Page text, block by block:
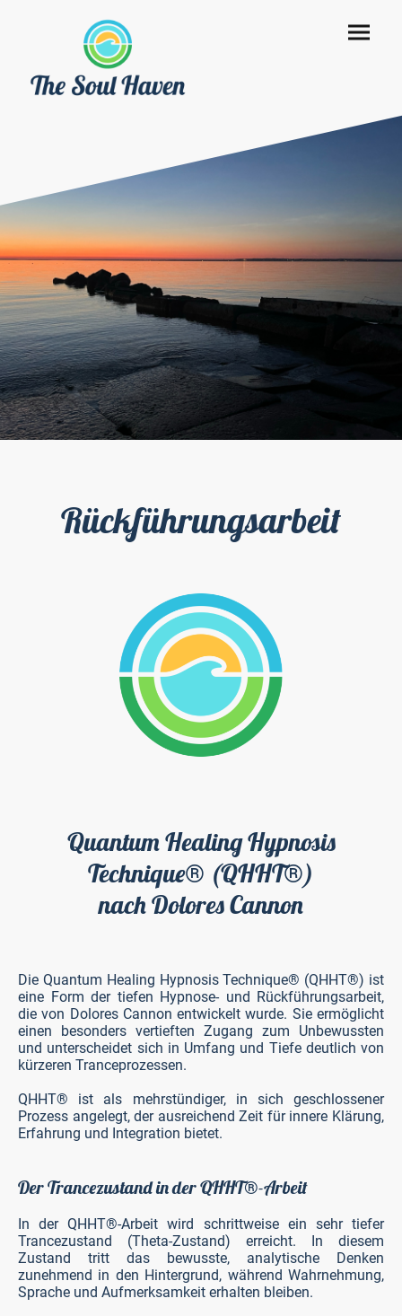
Rückführungsarbeit
Quantum Healing Hypnosis
Technique® (QHHT®)
nach Dolores Cannon
Die Quantum Healing Hypnosis Technique® (QHHT®) ist
eine Form der tiefen Hypnose- und Rückführungsarbeit,
die von Dolores Cannon entwickelt wurde. Sie ermöglicht
einen besonders vertieften Zugang zum Unbewussten
und unterscheidet sich in Umfang und Tiefe deutlich von
kürzeren Tranceprozessen.
QHHT® ist als mehrstündiger, in sich geschlossener
Prozess angelegt, der ausreichend Zeit für innere Klärung,
Erfahrung und Integration bietet.
Der Trancezustand in der QHHT®-Arbeit
In der QHHT®-Arbeit wird schrittweise ein sehr tiefer
Trancezustand (Theta-Zustand) erreicht. In diesem
Zustand tritt das bewusste, analytische Denken
zunehmend in den Hintergrund, während Wahrnehmung,
Sprache und Aufmerksamkeit erhalten bleiben.